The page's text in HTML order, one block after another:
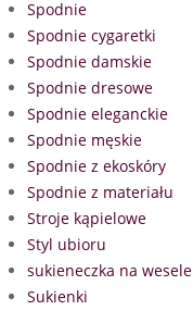
Spodnie
Spodnie cygaretki
Spodnie damskie
Spodnie dresowe
Spodnie eleganckie
Spodnie męskie
Spodnie z ekoskóry
Spodnie z materiału
Stroje kąpielowe
Styl ubioru
sukieneczka na wesele
Sukienki